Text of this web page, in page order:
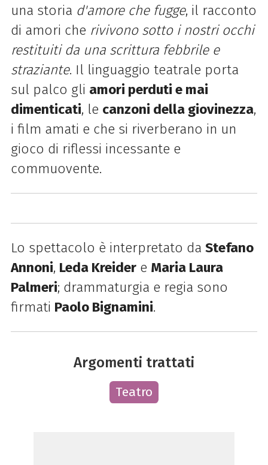
una storia d'amore che fugge, il racconto
di amori che rivivono sotto i nostri occhi
restituiti da una scrittura febbrile e
straziante. Il linguaggio teatrale porta
sul palco gli amori perduti e mai
dimenticati, le canzoni della giovinezza,
i film amati e che si riverberano in un
gioco di riflessi incessante e
commuovente.
Lo spettacolo è interpretato da Stefano
Annoni, Leda Kreidere Maria Laura
Palmeri; drammaturgia e regia sono
firmati Paolo Bignamini.
Argomenti trattati
Teatro